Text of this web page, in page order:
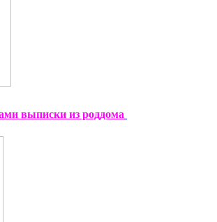
выписки из роддома